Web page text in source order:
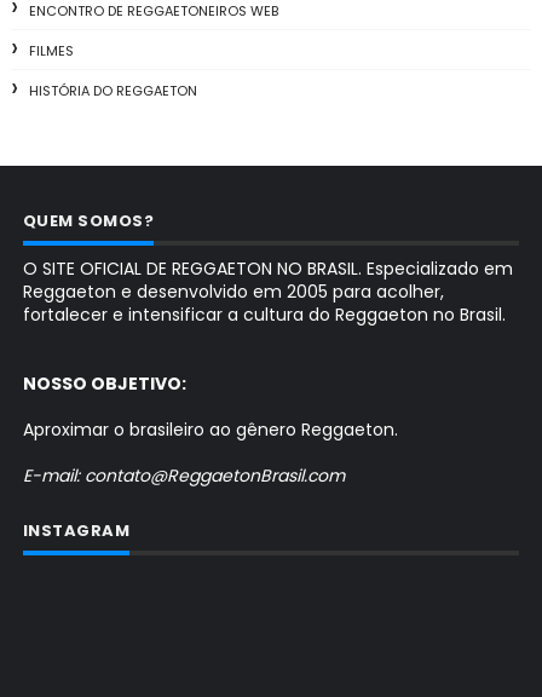
ENCONTRO DE REGGAETONEIROS WEB
FILMES
HISTÓRIA DO REGGAETON
QUEM SOMOS?
O SITE OFICIAL DE REGGAETON NO BRASIL. Especializado em
Reggaeton e desenvolvido em 2005 para acolher,
fortalecer e intensificar a cultura do Reggaeton no Brasil.
NOSSO OBJETIVO:
Aproximar o brasileiro ao gênero Reggaeton.
E-mail: contato@ReggaetonBrasil.com
INSTAGRAM